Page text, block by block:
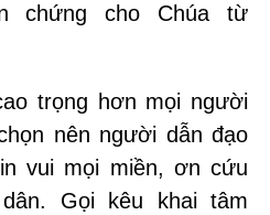
chứng cho Chúa từ
trọng hơn mọi người
nên người dẫn đạo
vui mọi miền, ơn cứu
Gọi kêu khai tâm